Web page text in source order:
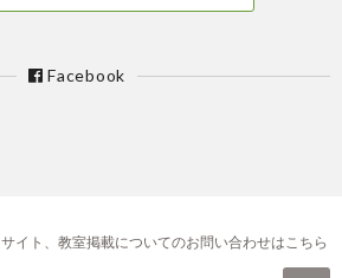
Facebook
サイト、教室掲載についてのお問い合わせはこちら